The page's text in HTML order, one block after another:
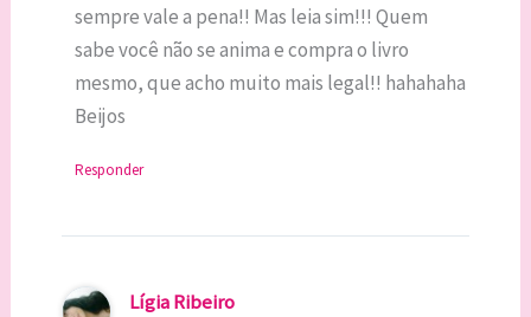
sempre vale a pena!! Mas leia sim!!! Quem
sabe você não se anima e compra o livro
mesmo, que acho muito mais legal!! hahahaha
Beijos
Responder
Lígia Ribeiro